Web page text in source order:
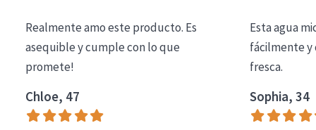
Essentials
Lift+
Expert
Realmente amo este producto. Es
asequible y cumple con lo que
promete!
Chloe, 47
Esta agua
fácilmente y
fresca.
Sophia, 34